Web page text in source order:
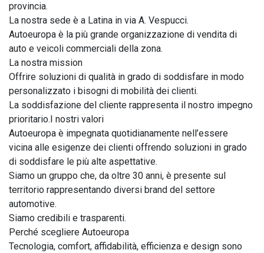
provincia.
La nostra sede è a Latina in via A. Vespucci.
Autoeuropa è la più grande organizzazione di vendita di
auto e veicoli commerciali della zona.
La nostra mission
Offrire soluzioni di qualità in grado di soddisfare in modo
personalizzato i bisogni di mobilità dei clienti.
La soddisfazione del cliente rappresenta il nostro impegno
prioritario.I nostri valori
Autoeuropa è impegnata quotidianamente nell’essere
vicina alle esigenze dei clienti offrendo soluzioni in grado
di soddisfare le più alte aspettative.
Siamo un gruppo che, da oltre 30 anni, è presente sul
territorio rappresentando diversi brand del settore
automotive.
Siamo credibili e trasparenti.
Perché scegliere Autoeuropa
Tecnologia, comfort, affidabilità, efficienza e design sono